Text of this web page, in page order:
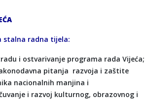
stalna radna tijela:
i ostvarivanje programa rada Vijeća;
pitanja razvoja i zaštite
nacionalnih manjina i
i razvoj kulturnog, obrazovnog i